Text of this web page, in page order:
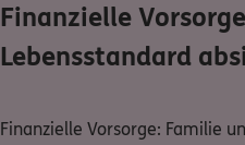
Finanzielle
Lebensstandard
Finanzielle Vorsorge: Familie